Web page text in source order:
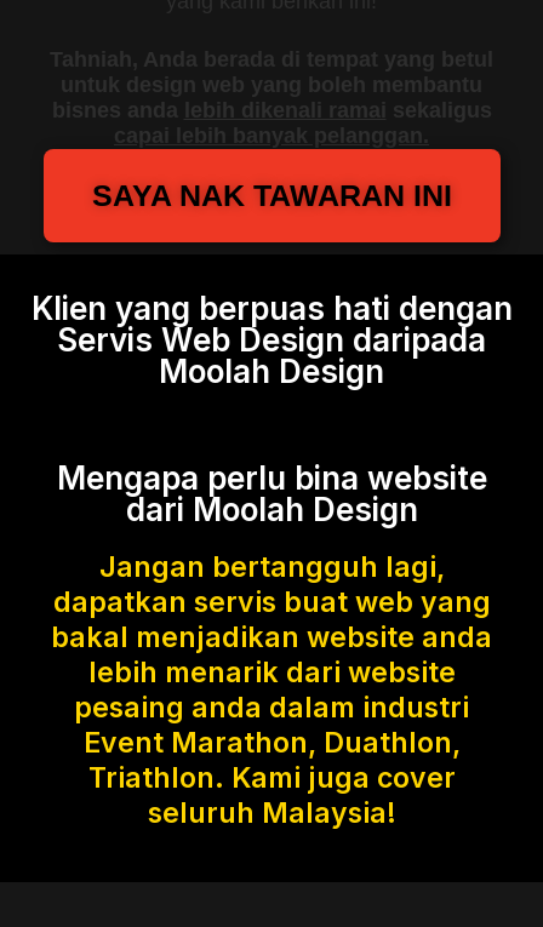
Tahniah, Anda berada di tempat yang betul
untuk design web yang boleh membantu
bisnes anda lebih dikenali ramai sekaligus
capai lebih banyak pelanggan.
SAYA NAK TAWARAN INI
Klien yang berpuas hati dengan
Servis Web Design daripada
Moolah Design
Mengapa perlu bina website
dari Moolah Design
Jangan bertangguh lagi,
dapatkan servis buat web yang
bakal menjadikan website anda
lebih menarik dari website
pesaing anda dalam industri
Event Marathon, Duathlon,
Triathlon. Kami juga cover
seluruh Malaysia!